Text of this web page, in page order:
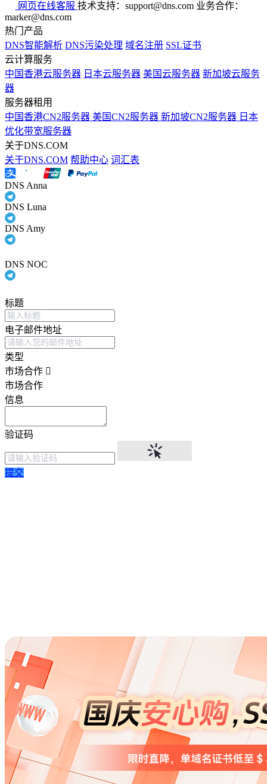
网页在线客服 技术支持：support@dns.com 业务合作：
marker@dns.com
热门产品
DNS智能解析 DNS污染处理 域名注册 SSL证书
云计算服务
中国香港云服务器 日本云服务器 美国云服务器 新加坡云服务
器
服务器租用
中国香港CN2服务器 美国CN2服务器 新加坡CN2服务器 日本
优化带宽服务器
关于DNS.COM
关于DNS.COM 帮助中心 词汇表
DNS Anna
DNS Luna
DNS Amy
DNS NOC
标题
电子邮件地址
类型
市场合作
市场合作
信息
验证码
提交